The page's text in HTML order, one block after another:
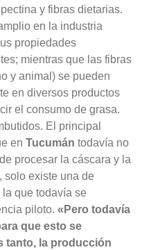
y fibras dietarias.
en la industria
propiedades
mientras que las fibras
y animal) se pueden
en diversos productos
el consumo de grasa.
El principal
enTucumán todavía no
procesar la cáscara y la
solo existe una de
que todavía se
piloto.«Pero todavía
que esto se
tanto, la producción